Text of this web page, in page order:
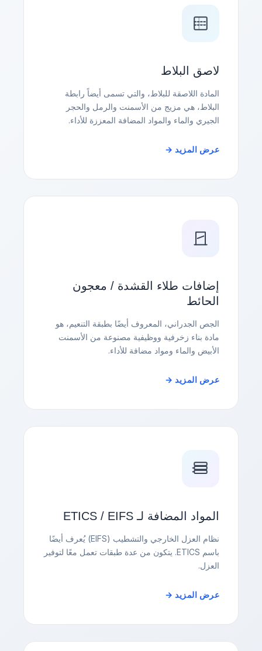
لاصق البلاط
المادة اللاصقة للبلاط، والتي تسمى أيضاً رابطة
البلاط، هي مزيج من الأسمنت والرمل والحجر
الجيري والماء والمواد المضافة المعززة للأداء.
عرض المزيد →
إضافات طلاء القشدة / معجون
الحائط
الجص الجدراني، المعروف أيضًا بطبقة التنعيم، هو
مادة بناء زخرفية ووظيفية مصنوعة من الأسمنت
الأبيض والماء ومواد مضافة للأداء.
عرض المزيد →
المواد المضافة لـ ETICS / EIFS
نظام العزل الخارجي والتشطيب (EIFS) يُعرف أيضًا
باسم ETICS. يتكون من عدة طبقات تعمل معًا لتوفير
العزل.
عرض المزيد →